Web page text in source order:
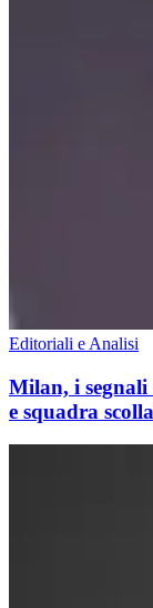
Editoriali e Analisi
Milan, i segnali
e squadra